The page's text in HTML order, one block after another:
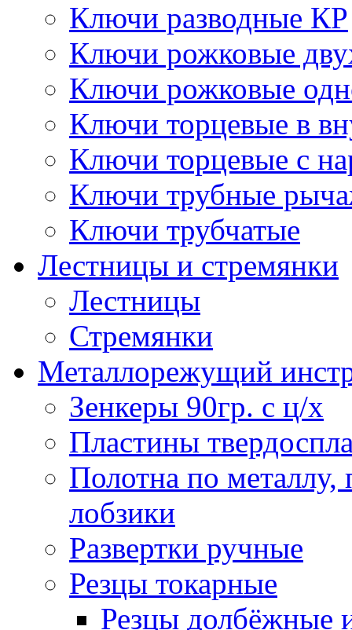
Ключи разводные КР
Ключи рожковые
Ключи рожковые
Ключи торцевые в
Ключи торцевые с
Ключи трубные
Ключи трубчатые
Лестницы и стремянки
Лестницы
Стремянки
Металлорежущий
Зенкеры 90гр. с ц/х
Пластины
Полотна по
лобзики
Развертки ручные
Резцы токарные
Резцы долбёжные